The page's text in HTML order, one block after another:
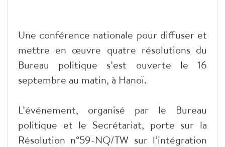
Une conférence nationale pour diffuser et
mettre en œuvre quatre résolutions du
Bureau politique s’est ouverte le 16
septembre au matin, à Hanoï.
L’événement, organisé par le Bureau
politique et le Secrétariat, porte sur la
Résolution n°59-NQ/TW sur l’intégration